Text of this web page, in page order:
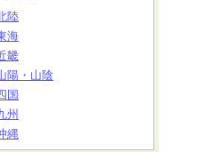
陸
海
畿
陽・山陰
国
州
縄